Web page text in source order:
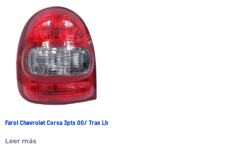
Farol Chevrolet Corsa 3pts 00/ Tras Lh
Leer más